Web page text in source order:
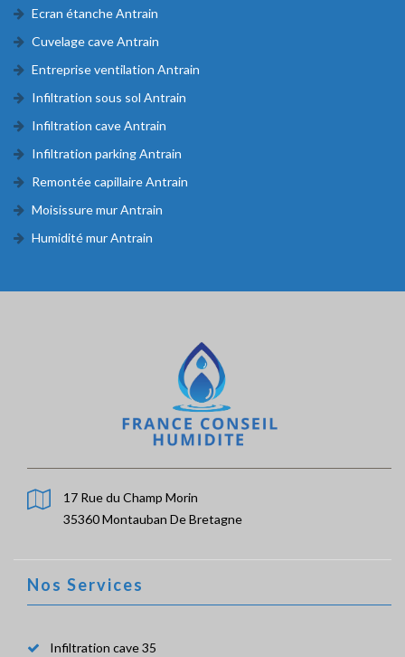
Ecran étanche Antrain
Cuvelage cave Antrain
Entreprise ventilation Antrain
Infiltration sous sol Antrain
Infiltration cave Antrain
Infiltration parking Antrain
Remontée capillaire Antrain
Moisissure mur Antrain
Humidité mur Antrain
17 Rue du Champ Morin
35360 Montauban De Bretagne
Nos Services
Infiltration cave 35